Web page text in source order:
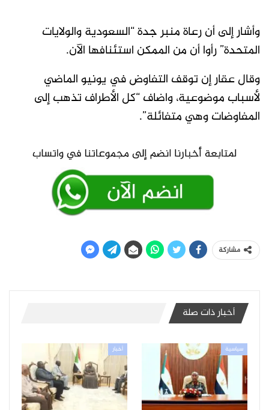
وأشار إلى أن رعاة منبر جدة “السعودية والولايات
المتحدة” رأوا أن من الممكن استئنافها الآن.
وقال عقار إن توقف التفاوض في يونيو الماضي
لأسباب موضوعية، واضاف “كل الأطراف تذهب إلى
المفاوضات وهي متفائلة”.
مشاركة
أخبار ذات صلة
سياسية أخبار